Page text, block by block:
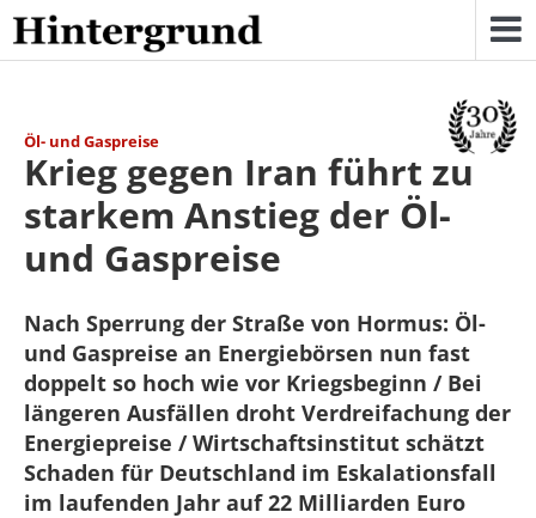
Skip
to
content
Öl- und Gaspreise
Krieg gegen Iran führt zu
starkem Anstieg der Öl-
und Gaspreise
Nach Sperrung der Straße von Hormus: Öl-
und Gaspreise an Energiebörsen nun fast
doppelt so hoch wie vor Kriegsbeginn / Bei
längeren Ausfällen droht Verdreifachung der
Energiepreise / Wirtschaftsinstitut schätzt
Schaden für Deutschland im Eskalationsfall
im laufenden Jahr auf 22 Milliarden Euro